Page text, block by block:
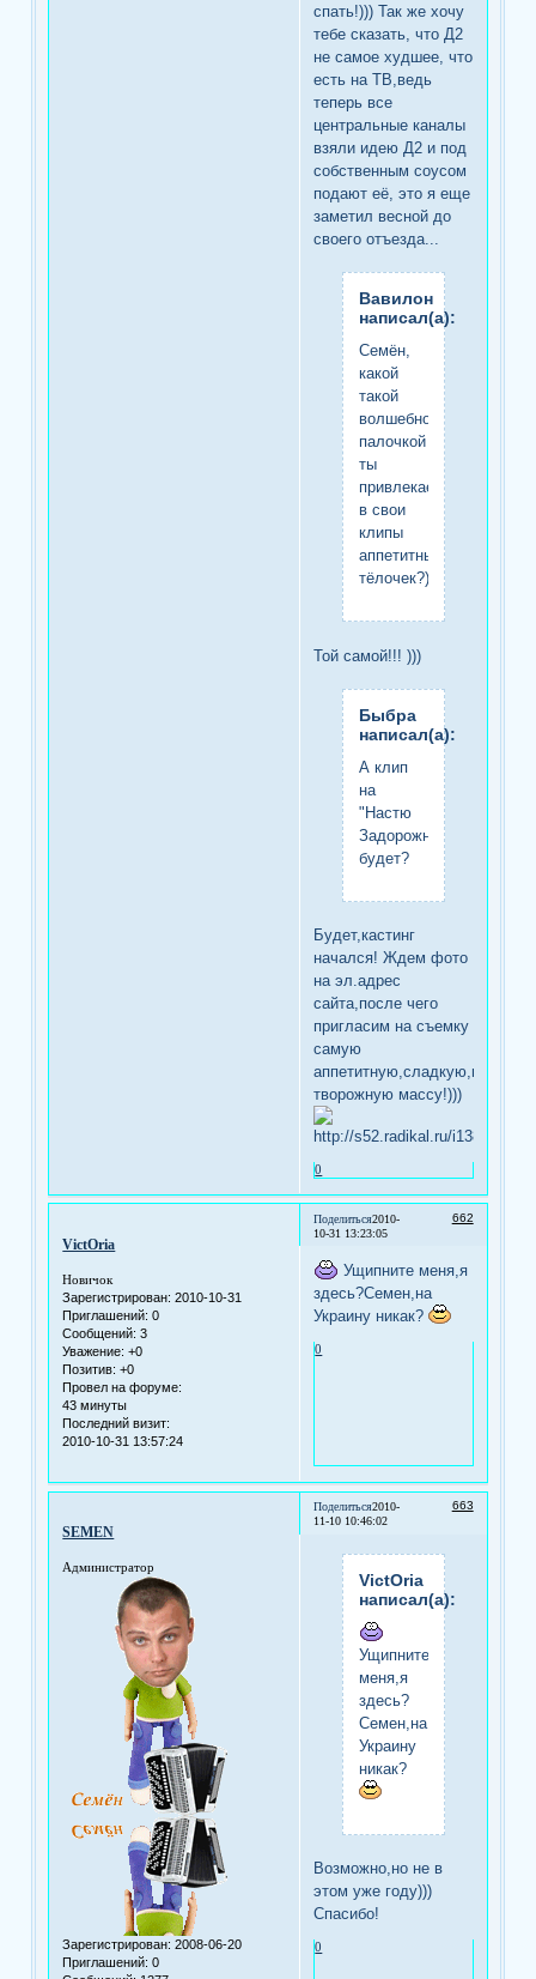
спать!))) Так же хочу
тебе сказать, что Д2
не самое худшее, что
есть на ТВ,ведь
теперь все
центральные каналы
взяли идею Д2 и под
собственным соусом
подают её, это я еще
заметил весной до
своего отъезда...
Вавилон
написал(а):
Семён,
какой
такой
волшебной
палочкой
ты
привлекаешь
в свои
клипы
аппетитных
тёлочек?)
Той самой!!! )))
Быбра
написал(а):
А клип
на
"Настю
Задорожную"
будет?
Будет,кастинг
начался! Ждем фото
на эл.адрес
сайта,после чего
пригласим на съемку
самую
творожную массу!)))
0
Поделиться 662
2010-
10-31 13:23:05
VictOria
Новичок
Зарегистрирован: 2010-10-31
Приглашений: 0
Сообщений: 3
Уважение: +0
Позитив: +0
Провел на форуме:
43 минуты
Последний визит:
2010-10-31 13:57:24
Ущипните меня,я
здесь?Семен,на
Украину никак?
0
Поделиться 663
2010-
11-10 10:46:02
SEMEN
Администратор
Зарегистрирован: 2008-06-20
Приглашений: 0
VictOria
написал(а):
Ущипните
меня,я
здесь?
Семен,на
Украину
никак?
Возможно,но не в
этом уже году)))
Спасибо!
0